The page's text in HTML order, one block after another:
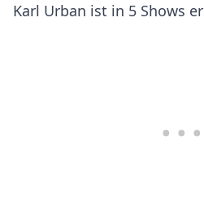
Karl Urban ist in 5 Shows